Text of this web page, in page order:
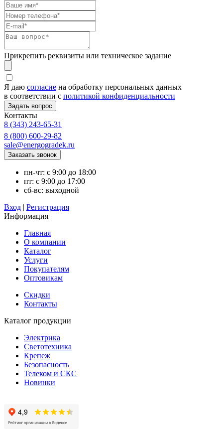
Прикрепить реквизиты или техническое задание
Я даю согласие на обработку персональных данных
в соответствии с политикой конфиденциальности
Контакты
8 (343) 243-65-31
8 (800) 600-29-82
sale@energogradek.ru
пн-чт: с 9:00 до 18:00
пт: с 9:00 до 17:00
сб-вс: выходной
Вход | Регистрация
Информация
Главная
О компании
Каталог
Услуги
Покупателям
Оптовикам
Скидки
Контакты
Каталог продукции
Электрика
Светотехника
Крепеж
Безопасность
Телеком и СКС
Новинки